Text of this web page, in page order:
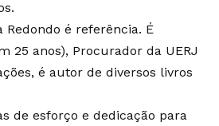
é referência. É
25 anos), Procurador da UERJ
é autor de diversos livros
de esforço e dedicação para